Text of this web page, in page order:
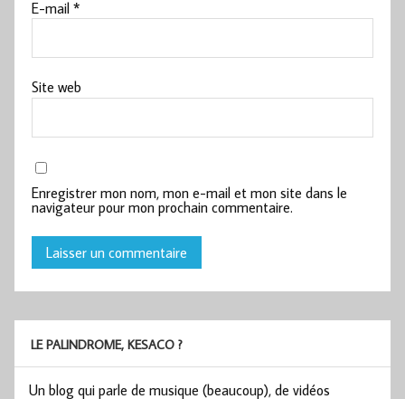
E-mail*
Site web
Enregistrer mon nom, mon e-mail et mon site dans le
navigateur pour mon prochain commentaire.
LE PALINDROME, KESACO ?
Un blog qui parle de musique (beaucoup), de vidéos